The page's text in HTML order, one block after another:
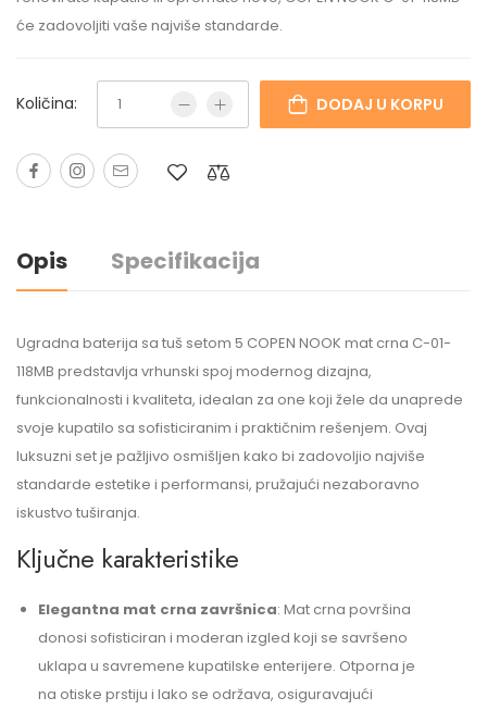
će zadovoljiti vaše najviše standarde.
Količina: DODAJ U KORPU
Opis Specifikacija
Ugradna baterija sa tuš setom 5 COPEN NOOK mat crna C-01-
118MB predstavlja vrhunski spoj modernog dizajna,
funkcionalnosti i kvaliteta, idealan za one koji žele da unaprede
svoje kupatilo sa sofisticiranim i praktičnim rešenjem. Ovaj
luksuzni set je pažljivo osmišljen kako bi zadovoljio najviše
standarde estetike i performansi, pružajući nezaboravno
iskustvo tuširanja.
Ključne karakteristike
Elegantna mat crna završnica: Mat crna površina
donosi sofisticiran i moderan izgled koji se savršeno
uklapa u savremene kupatilske enterijere. Otporna je
na otiske prstiju i lako se održava, osiguravajući